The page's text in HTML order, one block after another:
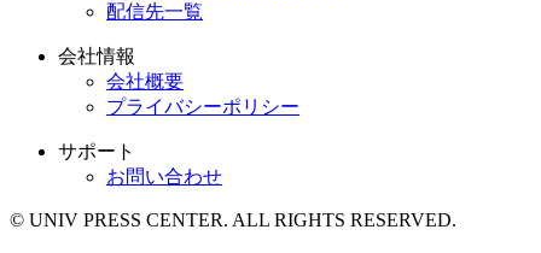
配信先一覧
会社情報
会社概要
プライバシーポリシー
サポート
お問い合わせ
© UNIV PRESS CENTER. ALL RIGHTS RESERVED.